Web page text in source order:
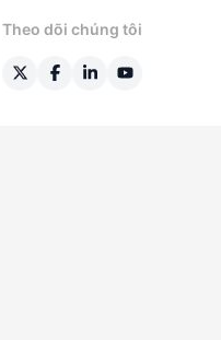
Theo dõi chúng tôi